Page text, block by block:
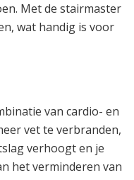
Met de stairmaster
wat handig is voor
van cardio- en
vet te verbranden,
verhoogt en je
het verminderen van